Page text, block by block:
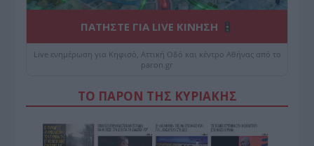
ΠΑΤΗΣΤΕ ΓΙΑ LIVE ΚΙΝΗΣΗ
Live ενημέρωση για Κηφισό, Αττική Οδό και κέντρο Αθήνας από το
paron.gr
ΤΟ ΠΑΡΟΝ ΤΗΣ ΚΥΡΙΑΚΗΣ